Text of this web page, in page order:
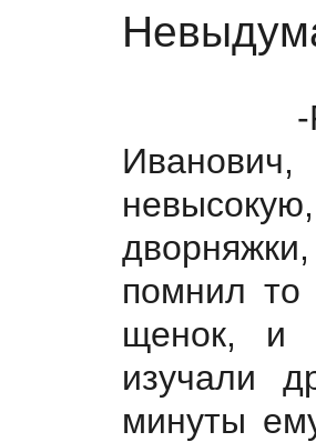
-
помнил то
щенок, и
изучали
минуты